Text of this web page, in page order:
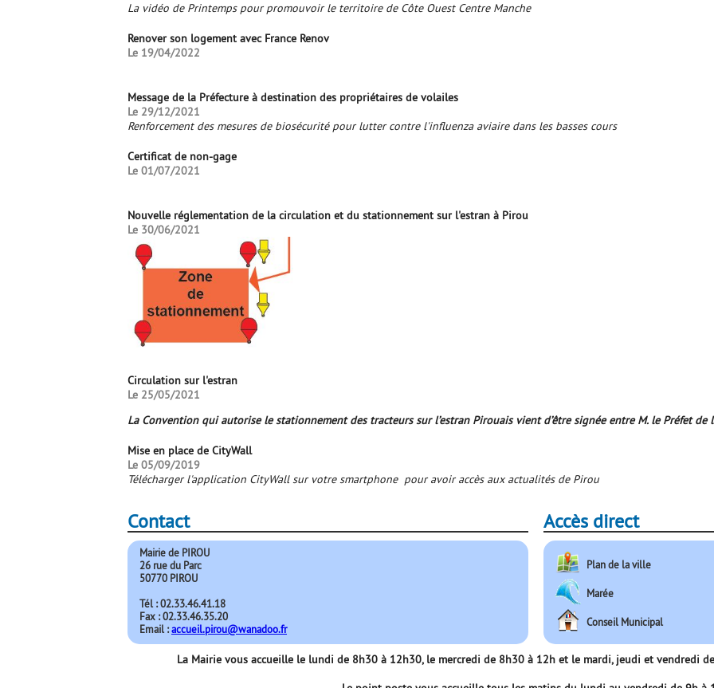
La vidéo de Printemps pour promouvoir le territoire de Côte Ouest Centre Manche
Renover son logement avec France Renov
Le 19/04/2022
Message de la Préfecture à destination des propriétaires de volailes
Le 29/12/2021
Renforcement des mesures de biosécurité pour lutter contre l'influenza aviaire dans les basses cours
Certificat de non-gage
Le 01/07/2021
Nouvelle réglementation de la circulation et du stationnement sur l'estran à Pirou
Le 30/06/2021
Circulation sur l'estran
Le 25/05/2021
La Convention qui autorise le stationnement des tracteurs sur l’estran Pirouais vient d’être signée entre M. le Préfet de
Mise en place de CityWall
Le 05/09/2019
Télécharger l'application CityWall sur votre smartphone pour avoir accès aux actualités de Pirou
Contact
Mairie de PIROU
26 rue du Parc
50770 PIROU
Tél : 02.33.46.41.18
Fax : 02.33.46.35.20
Email :accueil.pirou@wanadoo.fr
Accès direct
Plan de la ville
Marée
Conseil Municipal
La Mairie vous accueille le lundi de 8h30 à 12h30, le mercredi de 8h30 à 12h et le mardi, jeudi et vendredi